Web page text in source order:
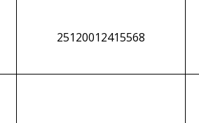
25120012415568